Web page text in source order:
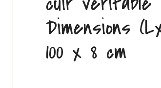
Dimensions
100 x 8 cm